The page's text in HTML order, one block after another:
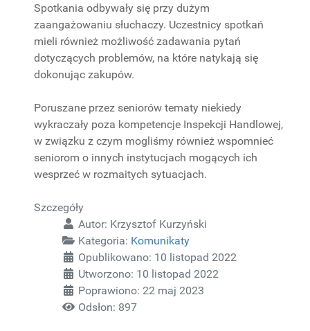
Spotkania odbywały się przy dużym
zaangażowaniu słuchaczy. Uczestnicy spotkań
mieli również możliwość zadawania pytań
dotyczących problemów, na które natykają się
dokonując zakupów.
Poruszane przez seniorów tematy niekiedy
wykraczały poza kompetencje Inspekcji Handlowej,
w związku z czym mogliśmy również wspomnieć
seniorom o innych instytucjach mogących ich
wesprzeć w rozmaitych sytuacjach.
Szczegóły
Autor: Krzysztof Kurzyński
Kategoria: Komunikaty
Opublikowano: 10 listopad 2022
Utworzono: 10 listopad 2022
Poprawiono: 22 maj 2023
Odsłon: 897